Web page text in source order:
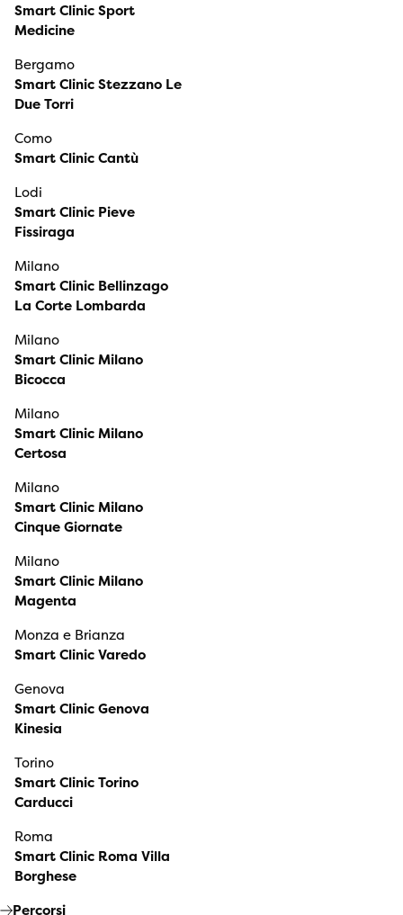
Smart Clinic Sport
Medicine
Bergamo
Smart Clinic Stezzano Le
Due Torri
Como
Smart Clinic Cantù
Lodi
Smart Clinic Pieve
Fissiraga
Milano
Smart Clinic Bellinzago
La Corte Lombarda
Milano
Smart Clinic Milano
Bicocca
Milano
Smart Clinic Milano
Certosa
Milano
Smart Clinic Milano
Cinque Giornate
Milano
Smart Clinic Milano
Magenta
Monza e Brianza
Smart Clinic Varedo
Genova
Smart Clinic Genova
Kinesia
Torino
Smart Clinic Torino
Carducci
Roma
Smart Clinic Roma Villa
Borghese
Percorsi